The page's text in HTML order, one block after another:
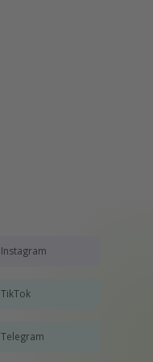
Instagram
TikTok
Telegram